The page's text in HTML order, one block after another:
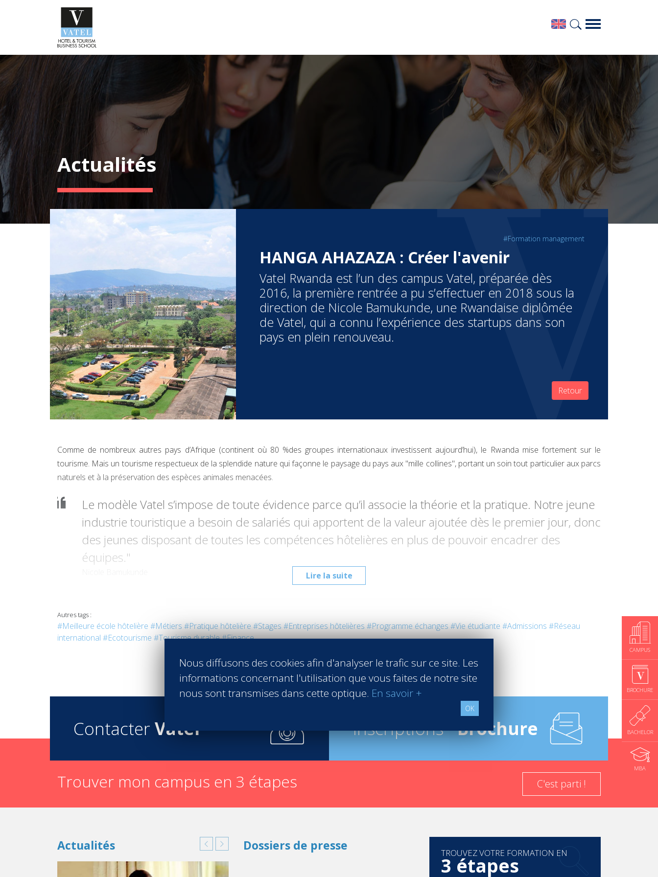
CAMPUS
BROCHURE
BACHELOR
MBA
Actualités
#Formation management
HANGA AHAZAZA : Créer l'avenir
Vatel Rwanda est l’un des campus Vatel, préparée dès
2016, la première rentrée a pu s’effectuer en 2018 sous la
direction de Nicole Bamukunde, une Rwandaise diplômée
de Vatel, qui a connu l’expérience des startups dans son
pays en plein renouveau.
Retour
Lire la suite
Comme de nombreux autres pays d’Afrique (continent où 80 %des groupes internationaux investissent aujourd’hui), le Rwanda mise fortement sur le
tourisme. Mais un tourisme respectueux de la splendide nature qui façonne le paysage du pays aux "mille collines", portant un soin tout particulier aux parcs
naturels et à la préservation des espèces animales menacées.
Le modèle Vatel s’impose de toute évidence parce qu’il associe la théorie et la pratique. Notre jeune
industrie touristique a besoin de salariés qui apportent de la valeur ajoutée dès le premier jour, donc
des jeunes disposant de toutes les compétences hôtelières en plus de pouvoir encadrer des
équipes."
l’école hôtelière Vatel Kigali, les jeunes Rwandais peuvent disposer de bourses proposées par la Mastercard Foundation. Cette dernière,
créée en 2006 par Mastercard International, fonctionne de manière indépendante et travaille presque exclusivement en Afrique. Helen White, sa porte
parole en Afrique Orientale, précise le sens de cet engagement :"La Fondation Mastercard rêve d’un monde où chacun aurait la possibilité d'apprendre et de
Autres tags :
#Meilleure école hôtelière #Métiers #Pratique hôtelière #Stages #Entreprises hôtelières #Programme échanges #Vie étudiante #Admissions #Réseau
international #Ecotourisme #Tourisme durable#Finance
Contacter Vatel Inscriptions -Brochure
Trouver mon campus en 3 étapes C'est parti !
Actualités Dossiers de presse TROUVEZ VOTRE FORMATION EN
3 étapes
Nous diffusons des cookies afin d'analyser le trafic sur ce site. Les
informations concernant l'utilisation que vous faites de notre site
nous sont transmises dans cette optique. En savoir +
OK